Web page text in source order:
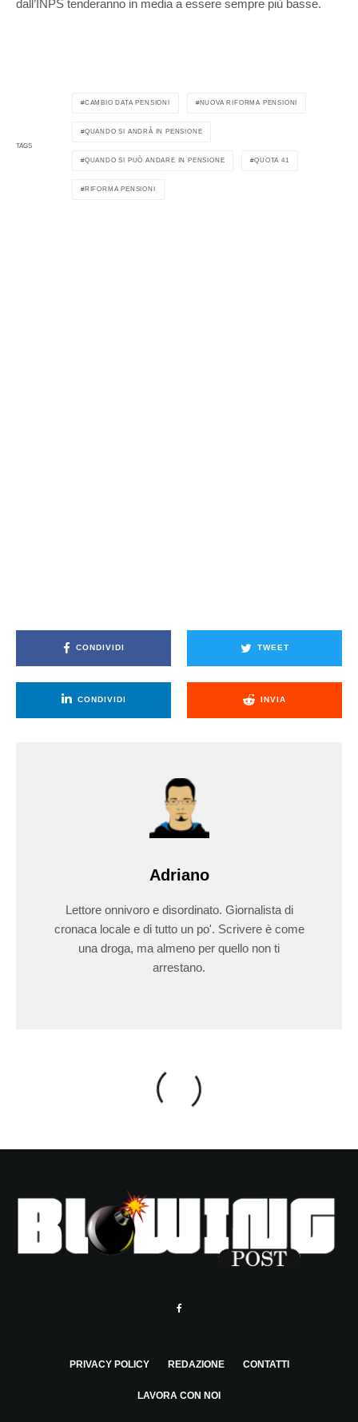
dall’INPS tenderanno in media a essere sempre più basse.
TAGS
CAMBIO DATA PENSIONI NUOVA RIFORMA PENSIONI
QUANDO SI ANDRÀ IN PENSIONE
QUANDO SI PUÒ ANDARE IN PENSIONE QUOTA 41
RIFORMA PENSIONI
CONDIVIDI TWEET
CONDIVIDI INVIA
Adriano
Lettore onnivoro e disordinato. Giornalista di
cronaca locale e di tutto un po'. Scrivere è come
una droga, ma almeno per quello non ti
arrestano.
PRIVACY POLICY REDAZIONE CONTATTI
LAVORA CON NOI